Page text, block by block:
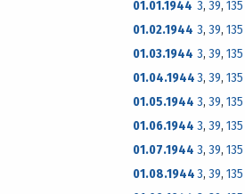
01.01.1944 3,39,135
01.02.1944 3,39,135
01.03.1944 3,39,135
01.04.19443,39,135
01.05.1944 3,39,135
01.06.1944 3,39,135
01.07.1944 3,39,135
01.08.19443,39,135